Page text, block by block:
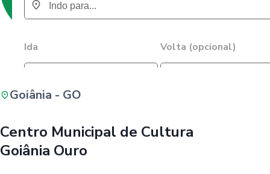
Ida Volta (opcional)
Goiânia - GO
Centro Municipal de Cultura
Goiânia Ouro